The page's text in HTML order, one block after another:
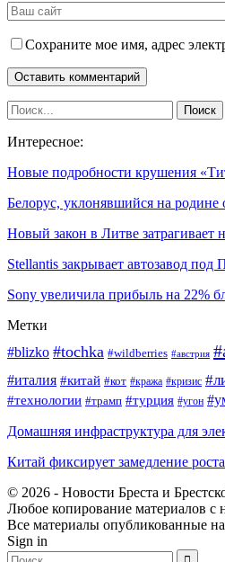
Сохраните мое имя, адрес
Интересное:
Новые подробности крушения
Белорус, уклонявшийся на
Новый закон в Литве
Stellantis закрывает автозавод
Sony увеличила прибыль на 22%
Метки
#blizko #tochka #wildberries #австрия
#италия #китай #кот #кража #кризис
#технологии #трамп #турция #угон
Домашняя инфраструктура для
Китай фиксирует замедление
© 2026 - Новости Бреста и
Любое копирование материалов с
Все материалы опубликованные
Sign in